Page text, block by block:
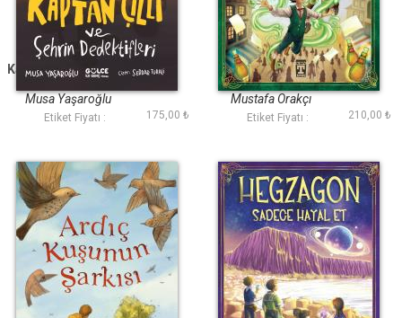
Kaptan Çilli ve Şehrin
Dedektifleri
Musa Yaşaroğlu
Etiket Fiyatı : 175,00 ₺
Külüstür Çocuk
Mustafa Orakçı
Etiket Fiyatı : 210,00 ₺